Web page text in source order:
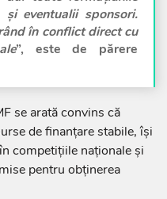
eventualii sponsori.
în conflict direct cu
”, este de părere
se arată convins că
de finanțare stabile, își
competițiile naționale și
pentru obținerea